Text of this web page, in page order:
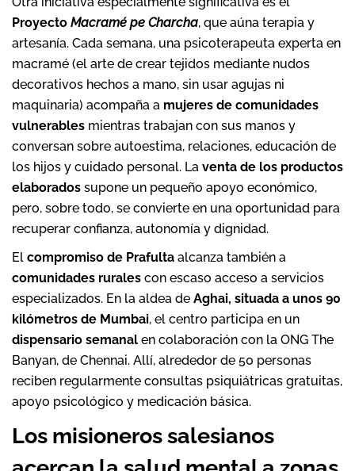
Proyecto Macramé pe Charcha, que aúna terapia y
artesanía. Cada semana, una psicoterapeuta experta en
macramé (el arte de crear tejidos mediante nudos
decorativos hechos a mano, sin usar agujas ni
maquinaria) acompaña a mujeres de comunidades
vulnerables mientras trabajan con sus manos y
conversan sobre autoestima, relaciones, educación de
los hijos y cuidado personal. La venta de los productos
elaborados supone un pequeño apoyo económico,
pero, sobre todo, se convierte en una oportunidad para
recuperar confianza, autonomía y dignidad.
El compromiso de Prafulta alcanza también a
comunidades rurales con escaso acceso a servicios
especializados. En la aldea de Aghai, situada a unos 90
kilómetros de Mumbai, el centro participa en un
dispensario semanal en colaboración con la ONG The
Banyan, de Chennai. Allí, alrededor de 50 personas
reciben regularmente consultas psiquiátricas gratuitas,
apoyo psicológico y medicación básica.
Los misioneros salesianos